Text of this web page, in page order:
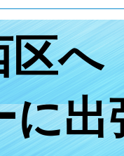
区
に出